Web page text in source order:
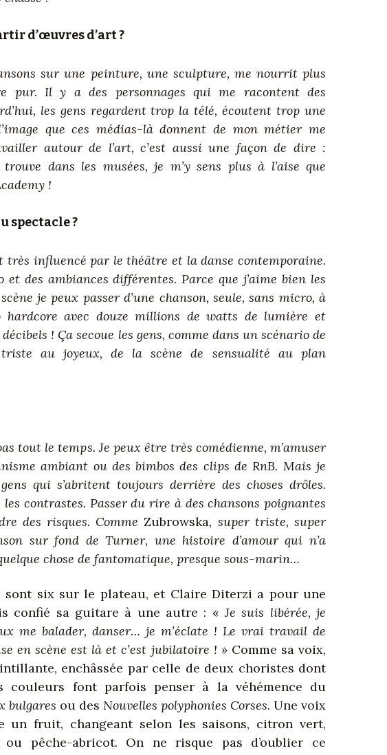
d’œuvres d’art ?
sur une peinture, une sculpture, me nourrit plus
pur. Il y a des personnages qui me racontent des
les gens regardent trop la télé, écoutent trop une
que ces médias-là donnent de mon métier me
autour de l’art, c’est aussi une façon de dire :
dans les musées, je m’y sens plus à l’aise que
!
spectacle ?
très influencé par le théâtre et la danse contemporaine.
et des ambiances différentes. Parce que j’aime bien les
je peux passer d’une chanson, seule, sans micro, à
avec douze millions de watts de lumière et
! Ça secoue les gens, comme dans un scénario de
au joyeux, de la scène de sensualité au plan
tout le temps. Je peux être très comédienne, m’amuser
ambiant ou des bimbos des clips de RnB. Mais je
qui s’abritent toujours derrière des choses drôles.
les contrastes. Passer du rire à des chansons poignantes
des risques. CommeZubrowska, super triste, super
sur fond de Turner, une histoire d’amour qui n’a
chose de fantomatique, presque sous-marin…
sont six sur le plateau, et Claire Diterzi a pour une
confié sa guitare à une autre : «Je suis libérée, je
me balader, danser… je m’éclate ! Le vrai travail de
en scène est là et c’est jubilatoire ! »Comme sa voix,
enchâssée par celle de deux choristes dont
couleurs font parfois penser à la véhémence du
bulgares ou des Nouvelles polyphonies Corses. Une voix
un fruit, changeant selon les saisons, citron vert,
pêche-abricot. On ne risque pas d’oublier ce